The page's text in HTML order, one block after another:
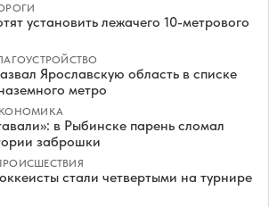
установить лежачего 10-метрового
Ярославскую область в списке
метро
в Рыбинске парень сломал
заброшки
стали четвертыми на турнире